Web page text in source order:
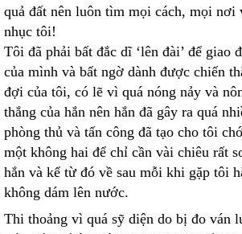
quả đất nên luôn tìm mọi cách, mọi nơi
nhục tôi!
Tôi đã phải bất đắc dĩ ‘lên đài’ để giao
của mình và bất ngờ dành được chiến
đợi của tôi, có lẽ vì quá nóng nảy và
thắng của hắn nên hắn đã gây ra quá
phòng thủ và tấn công đã tạo cho tôi
một không hai để chỉ cần vài chiêu rất
hắn và kể từ đó về sau mỗi khi gặp tôi
không dám lên nước.
Thi thoảng vì quá sỹ diện do bị đo ván